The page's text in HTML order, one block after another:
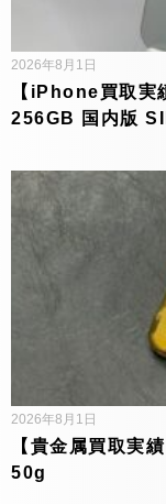
【iPhone買取
256GB 国内版
2026年8月1日
【貴金属買取実
50g
2026年8月1日